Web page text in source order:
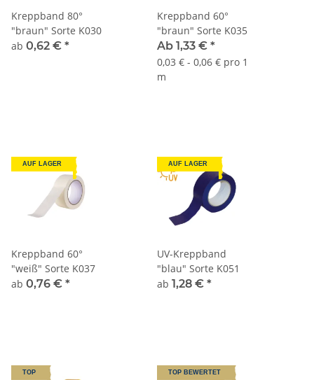
Kreppband 80°
"braun" Sorte K030
ab 0,62 € *
Kreppband 60°
"braun" Sorte K035
Ab 1,33 € *
0,03 € - 0,06 € pro 1
m
AUF LAGER
Kreppband 60°
"weiß" Sorte K037
ab 0,76 € *
AUF LAGER
UV-Kreppband
"blau" Sorte K051
ab 1,28 € *
TOP TOP BEWERTET